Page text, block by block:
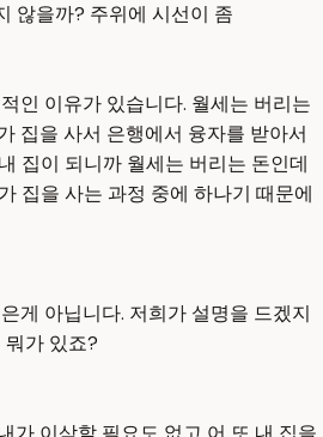
않을까? 주위에 시선이 좀
인 이유가 있습니다. 월세는 버리는
집을 사서 은행에서 융자를 받아서
집이 되니까 월세는 버리는 돈인데
집을 사는 과정 중에 하나기 때문에
게 아닙니다. 저희가 설명을 드겠지
뭐가 있죠?